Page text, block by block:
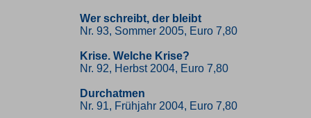
Wer schreibt, der bleibt
Nr. 93, Sommer 2005, Euro 7,80
Krise. Welche Krise?
Nr. 92, Herbst 2004, Euro 7,80
Durchatmen
Nr. 91, Frühjahr 2004, Euro 7,80